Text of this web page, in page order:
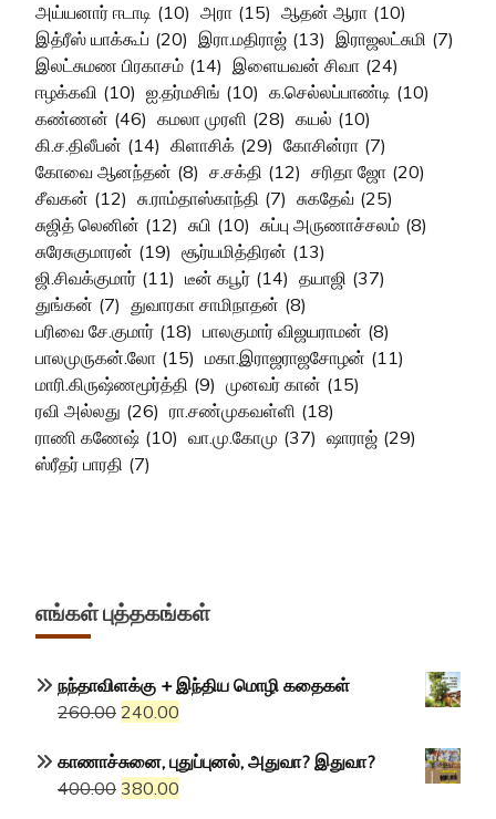
அய்யனார் ஈடாடி (10) அரா (15) ஆதன் ஆரா (10)
இத்ரீஸ் யாக்கூப் (20) இரா.மதிராஜ் (13) இராஜலட்சுமி (7)
இலட்சுமண பிரகாசம் (14) இளையவன் சிவா (24)
ஈழக்கவி (10) ஐ.தர்மசிங் (10) க.செல்லப்பாண்டி (10)
கண்ணன் (46) கமலா முரளி (28) கயல் (10)
கி.ச.திலீபன் (14) கிளாசிக் (29) கோசின்ரா (7)
கோவை ஆனந்தன் (8) ச.சக்தி (12) சரிதா ஜோ (20)
சீவகன் (12) சு.ராம்தாஸ்காந்தி (7) சுகதேவ் (25)
சுஜித் லெனின் (12) சுபி (10) சுப்பு அருணாச்சலம் (8)
சுரேசுகுமாரன் (19) சூர்யமித்திரன் (13)
ஜி.சிவக்குமார் (11) டீன் கபூர் (14) தயாஜி (37)
துங்கன் (7) துவாரகா சாமிநாதன் (8)
பரிவை சே.குமார் (18) பாலகுமார் விஜயராமன் (8)
பாலமுருகன்.லோ (15) மகா.இராஜராஜசோழன் (11)
மாரி.கிருஷ்ணமூர்த்தி (9) முனவர் கான் (15)
ரவி அல்லது (26) ரா.சண்முகவள்ளி (18)
ராணி கணேஷ் (10) வா.மு.கோமு (37) ஷாராஜ் (29)
ஸ்ரீதர் பாரதி (7)
எங்கள் புத்தகங்கள்
நந்தாவிளக்கு + இந்திய மொழி கதைகள்
260.00 Original
was:
₹260.00.
240.00
is:
காணாச்சுனை, புதுப்புனல், அதுவா? இதுவா?
400.00 Original
380.00